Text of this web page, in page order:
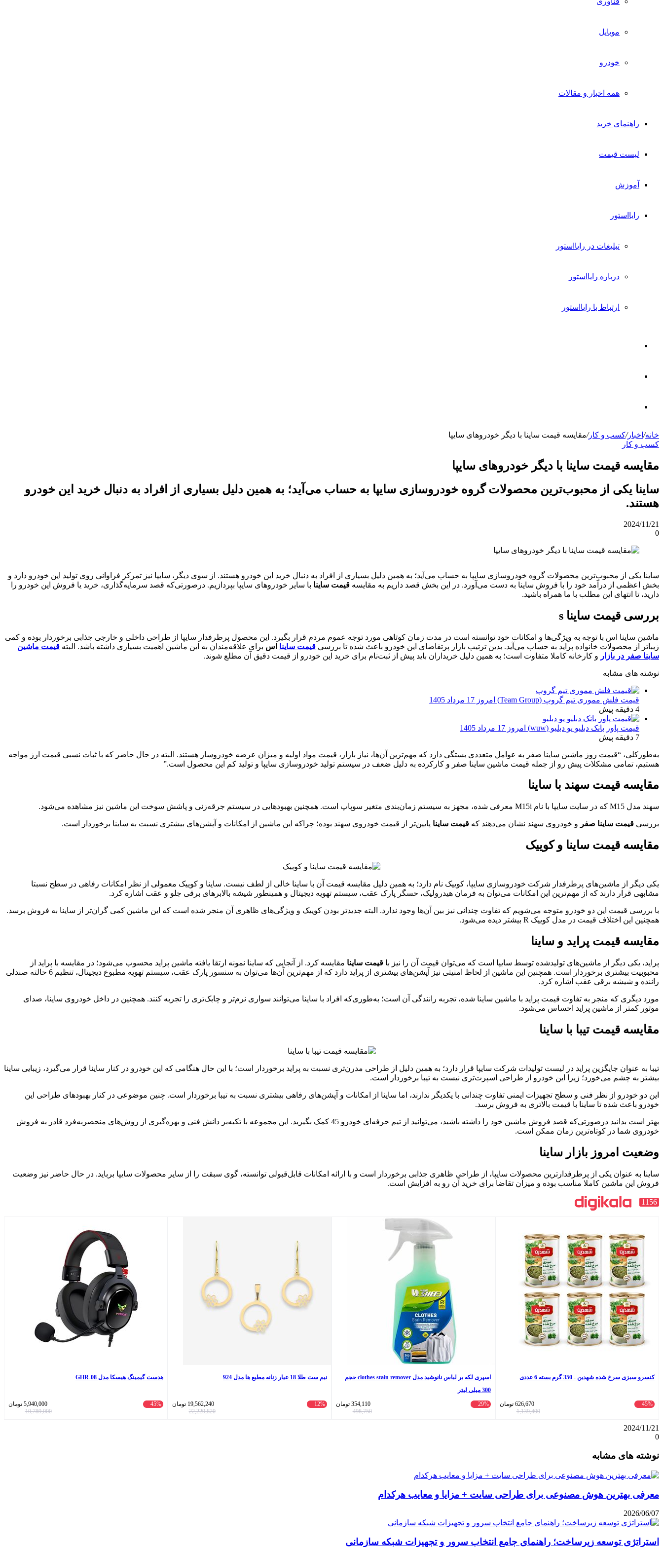
موبایل
خودرو
همه اخبار و مقالات
راهنمای خرید
لیست قیمت
آموزش
رایااستور
تبلیغات در رایااستور
درباره رایااستور
ارتباط با رایااستور
برای خانه/ اخبار/کسب و کار/مقایسه قیمت ساینا با دیگر خودروهای سایپا
کسب و کار
مقایسه قیمت ساینا با دیگر خودروهای سایپا
ساینا یکی از محبوب‌ترین محصولات گروه خودروسازی سایپا به حساب می‌آید؛ به همین دلیل بسیاری از افراد به دنبال خرید این خودرو
هستند.
2024/11/21
0
ساینا یکی از محبوب‌ترین محصولات گروه خودروسازی سایپا به حساب می‌آید؛ به همین دلیل بسیاری از افراد به دنبال خرید این خودرو هستند. از سوی دیگر، سایپا نیز تمرکز فراوانی روی تولید این خودرو دارد و
بخش اعظمی از درآمد خود را با فروش ساینا به دست می‌آورد. در این بخش قصد داریم به مقایسه قیمت ساینا با سایر خودروهای سایپا بپردازیم. درصورتی‌که قصد سرمایه‌گذاری، خرید یا فروش این خودرو را
دارید، تا انتهای این مطلب با ما همراه باشید.
بررسی قیمت ساینا s
ماشین ساینا اس با توجه به ویژگی‌ها و امکانات خود توانسته است در مدت زمان کوتاهی مورد توجه عموم مردم قرار بگیرد. این محصول پرطرفدار سایپا از طراحی داخلی و خارجی جذابی برخوردار بوده و کمی
زیباتر از محصولات خانواده پراید به حساب می‌آید. بدین ترتیب بازار پرتقاضای این خودرو باعث شده تا بررسی قیمت ساینا اس برای علاقه‌مندان به این ماشین اهمیت بسیاری داشته باشد. البته قیمت ماشین
ساینا صفر در بازار و کارخانه کاملا متفاوت است؛ به همین دلیل خریداران باید پیش از ثبت‌نام برای خرید این خودرو از قیمت دقیق آن مطلع شوند.
نوشته های مشابه
قیمت فلش مموری تیم گروپ (Team Group) امروز 17 مرداد 1405
4 دقیقه پیش
قیمت پاور بانک دبلیو یو دبلیو (wuw) امروز 17 مرداد 1405
7 دقیقه پیش
به‌طورکلی، “قیمت روز ماشین ساینا صفر به عوامل متعددی بستگی دارد که مهم‌ترین آن‌ها، نیاز بازار، قیمت مواد اولیه و میزان عرضه خودروساز هستند. البته در حال حاضر که با ثبات نسبی قیمت ارز مواجه
هستیم، تمامی مشکلات پیش رو از جمله قیمت ماشین ساینا صفر و کارکرده به دلیل ضعف در سیستم تولید خودروسازی سایپا و تولید کم این محصول است.”
مقایسه قیمت سهند با ساینا
سهند مدل M15 که در سایت سایپا با نام M15i معرفی شده، مجهز به سیستم زمان‌بندی متغیر سوپاپ است. همچنین بهبودهایی در سیستم جرقه‌زنی و پاشش سوخت این ماشین نیز مشاهده می‌شود.
بررسی قیمت ساینا صفر و خودروی سهند نشان می‌دهند که قیمت ساینا پایین‌تر از قیمت خودروی سهند بوده؛ چراکه این ماشین از امکانات و آپشن‌های بیشتری نسبت به ساینا برخوردار است.
مقایسه قیمت ساینا و کوییک
یکی دیگر از ماشین‌های پرطرفدار شرکت خودروسازی سایپا، کوییک نام دارد؛ به همین دلیل مقایسه قیمت آن با ساینا خالی از لطف نیست. ساینا و کوییک معمولی از نظر امکانات رفاهی در سطح نسبتا
مشابهی قرار دارند که از مهم‌ترین این امکانات می‌توان به فرمان هیدرولیک، حسگر پارک عقب، سیستم تهویه دیجیتال و همینطور شیشه بالابرهای برقی جلو و عقب اشاره کرد.
با بررسی قیمت این دو خودرو متوجه می‌شویم که تفاوت چندانی نیز بین آن‌ها وجود ندارد. البته جدیدتر بودن کوییک و ویژگی‌های ظاهری آن منجر شده است که این ماشین کمی گران‌تر از ساینا به فروش برسد.
همچنین این اختلاف قیمت در مدل کوییک R بیشتر دیده می‌شود.
مقایسه قیمت پراید و ساینا
پراید، یکی دیگر از ماشین‌های تولیدشده توسط سایپا است که می‌توان قیمت آن را نیز با قیمت ساینا مقایسه کرد. از آنجایی که ساینا نمونه ارتقا یافته ماشین پراید محسوب می‌شود؛ در مقایسه با پراید از
محبوبیت بیشتری برخوردار است. همچنین این ماشین از لحاظ امنیتی نیز آپشن‌های بیشتری از پراید دارد که از مهم‌ترین آن‌ها می‌توان به سنسور پارک عقب، سیستم تهویه مطبوع دیجیتال، تنظیم 6 حالته صندلی
راننده و شیشه برقی عقب اشاره کرد.
مورد دیگری که منجر به تفاوت قیمت پراید با ماشین ساینا شده، تجربه رانندگی آن است؛ به‌طوری‌که افراد با ساینا می‌توانند سواری نرم‌تر و چابک‌تری را تجربه کنند. همچنین در داخل خودروی ساینا، صدای
موتور کمتر از ماشین پراید احساس می‌شود.
مقایسه قیمت تیبا با ساینا
تیبا به عنوان جایگزین پراید در لیست تولیدات شرکت سایپا قرار دارد؛ به همین دلیل از طراحی مدرن‌تری نسبت به پراید برخوردار است؛ با این حال هنگامی که این خودرو در کنار ساینا قرار می‌گیرد، زیبایی ساینا
بیشتر به چشم می‌خورد؛ زیرا این خودرو از طراحی اسپرت‌تری نیست به تیبا برخوردار است.
این دو خودرو از نظر فنی و سطح تجهیزات ایمنی تفاوت چندانی با یکدیگر ندارند، اما ساینا از امکانات و آپشن‌های رفاهی بیشتری نسبت به تیبا برخوردار است. چنین موضوعی در کنار بهبودهای طراحی این
خودرو باعث شده تا ساینا با قیمت بالاتری به فروش برسد.
بهتر است بدانید درصورتی‌که قصد فروش ماشین خود را داشته باشید، می‌توانید از تیم حرفه‌ای خودرو 45 کمک بگیرید. این مجموعه با تکیه‌بر دانش فنی و بهره‌گیری از روش‌های منحصربه‌فرد قادر به فروش
خودروی شما در کوتاه‌ترین زمان ممکن است.
وضعیت امروز بازار ساینا
ساینا به عنوان یکی از پرطرفدارترین محصولات سایپا، از طراحی ظاهری جذابی برخوردار است و با ارائه امکانات قابل‌قبولی توانسته، گوی سبقت را از سایر محصولات سایپا برباید. در حال حاضر نیز وضعیت
فروش این ماشین کاملا مناسب بوده و میزان تقاضا برای خرید آن رو به افزایش است.
1156
کنسرو سبزی سرخ شده شهدین - 350 گرم بسته 6 عددی
45%
626,670 تومان
1,139,400
اسپری لکه بر لباس نانوشید مدل clothes stain remover حجم
300 میلی لیتر
29%
354,110 تومان
498,750
نیم ست طلا 18 عیار زنانه مطیع ها مدل 924
12%
19,562,240 تومان
22,229,820
هدست گیمینگ هیسکا مدل GHR-08
45%
5,940,000 تومان
10,789,000
2024/11/21
0
آپ
گذاری
ایمیل
نوشته های مشابه
معرفی بهترین هوش مصنوعی برای طراحی سایت + مزایا و معایب هرکدام
2026/06/07
استراتژی توسعه زیرساخت؛ راهنمای جامع انتخاب سرور و تجهیزات شبکه سازمانی